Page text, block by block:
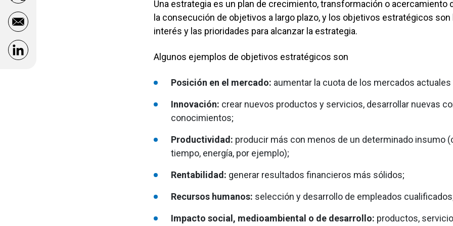
Orientaciones para la presentación de
1.6 Gobernanza
2 Estrategia
2.1 Estrategia
2.4 Participación
2.5 Objetivos
GESTIÓN DE
Impactos Y
3.3 Divulgación
4.1 Rendimiento
4.2 Estados
4.3 Sostenibilidad
Opens in a new window
Una estrategia es un plan de crecimiento, transformación o acercamiento
la consecución de objetivos a largo plazo, y los objetivos estratégicos son
interés y las prioridades para alcanzar la estrategia.
Algunos ejemplos de objetivos estratégicos son
Posición en el mercado: aumentar la cuota de los mercados actuales
Innovación: crear nuevos productos y servicios, desarrollar nuevas
conocimientos;
Productividad: producir más con menos de un determinado insumo
tiempo, energía, por ejemplo);
Rentabilidad: generar resultados financieros más sólidos;
Recursos humanos: selección y desarrollo de empleados
Impacto social, medioambiental o de desarrollo: productos,